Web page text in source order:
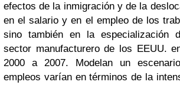
efectos de la inmigración y de la
en el salario y en el empleo de los
sino también en la especialización
sector manufacturero de los EEUU.
2000 a 2007. Modelan un
empleos varían en términos de la